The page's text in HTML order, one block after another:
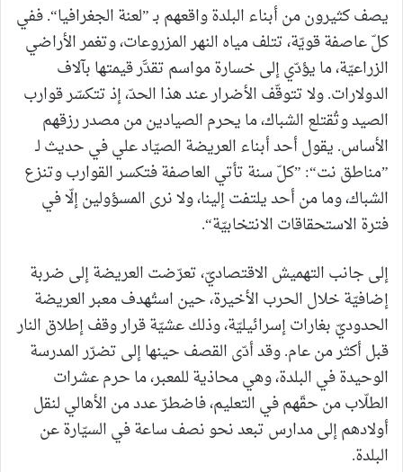
يصف كثيرون من أبناء البلدة واقعهم بـ ”لعنة الجغرافيا“. ففي
كلّ عاصفة قويّة، تتلف مياه النهر المزروعات، وتغمر الأراضي
الزراعيّة، ما يؤدّي إلى خسارة مواسم تقدَّر قيمتها بآلاف
الدولارات. ولا تتوقّف الأضرار عند هذا الحدّ، إذ تتكسّر قوارب
الصيد وتُقتلع الشباك، ما يحرم الصيادين من مصدر رزقهم
الأساس. يقول أحد أبناء العريضة الصيّاد علي في حديث لـ
”مناطق نت“: ”كلّ سنة تأتي العاصفة فتكسر القوارب وتنزع
الشباك، وما من أحد يلتفت إلينا، ولا نرى المسؤولين إلّا في
فترة الاستحقاقات الانتخابيّة“.
إلى جانب التهميش الاقتصاديّ، تعرّضت العريضة إلى ضربة
إضافيّة خلال الحرب الأخيرة، حين استُهدف معبر العريضة
الحدوديّ بغارات إسرائيليّة، وذلك عشيّة قرار وقف إطلاق النار
قبل أكثر من عام. وقد أدّى القصف حينها إلى تضرّر المدرسة
الوحيدة في البلدة، وهي محاذية للمعبر، ما حرم عشرات
الطلّاب من حقّهم في التعليم، فاضطرّ عدد من الأهالي لنقل
أولادهم إلى مدارس تبعد نحو نصف ساعة في السيّارة عن
البلدة.